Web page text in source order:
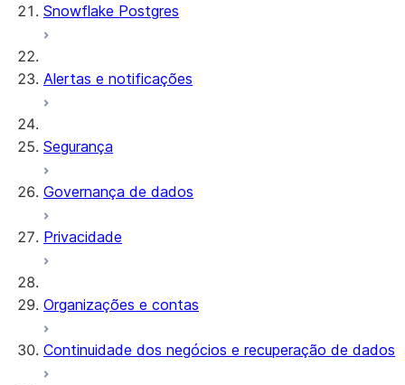
Snowflake Postgres
Alertas e notificações
Segurança
Governança de dados
Privacidade
Organizações e contas
Continuidade dos negócios e recuperação de dados